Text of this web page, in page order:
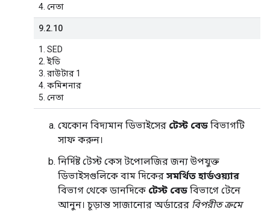
4. নেতা
9.2.10
1. SED
2. ইডি
3. রাউটার 1
4. কমিশনার
5. নেতা
যেকোন বিদ্যমান ডিভাইসের টেস্ট বেড বিভাগটি
সাফ করুন।
নির্দিষ্ট টেস্ট কেস টপোলজির জন্য উপযুক্ত
ডিভাইসগুলিকে বাম দিকের সমর্থিত হার্ডওয়্যার
বিভাগ থেকে ডানদিকে টেস্ট বেড বিভাগে টেনে
আনুন। চূড়ান্ত সাজানোর অর্ডারের বিপরীত ক্রমে